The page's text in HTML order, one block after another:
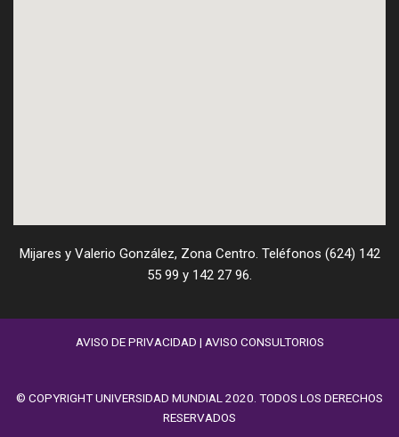
Mijares y Valerio González, Zona Centro. Teléfonos (624) 142
55 99 y 142 27 96.
AVISO DE PRIVACIDAD | AVISO CONSULTORIOS
© COPYRIGHT UNIVERSIDAD MUNDIAL 2020. TODOS LOS DERECHOS
RESERVADOS